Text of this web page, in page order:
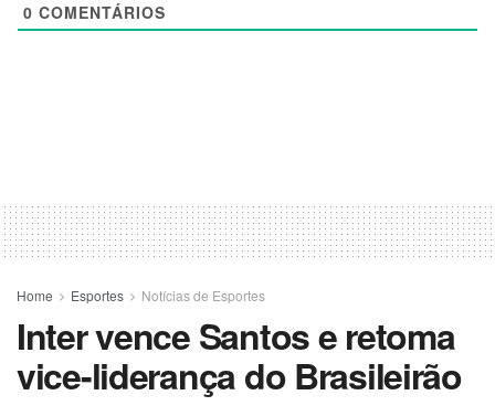
0 COMENTÁRIOS
Home Esportes Notícias de Esportes
Inter vence Santos e retoma
vice-liderança do Brasileirão